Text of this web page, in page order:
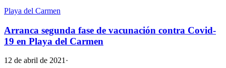
Playa del Carmen
Arranca segunda fase de vacunación contra Covid-
19 en Playa del Carmen
12 de abril de 2021 ·